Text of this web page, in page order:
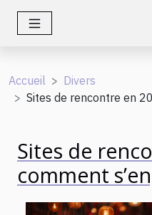
Accueil
Divers
Sites de rencontre en
Sites de
comment